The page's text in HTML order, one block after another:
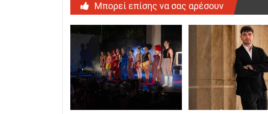
Μπορεί επίσης να σας αρέσουν